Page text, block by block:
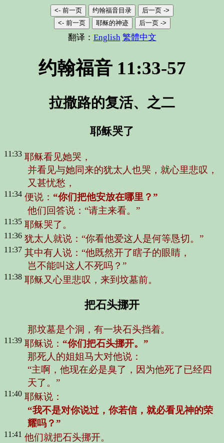
<- 前一页 约翰福音目录
后一页 ->
<- 前一页
耶稣的神迹 后一页 ->
翻译： English 繁體中文
约翰福音 11:33-57
拉撒路的复活、之二
耶稣哭了
11:33 耶稣看见她哭，
并看见与她同来的犹太人也哭，就心里悲叹，
又甚忧愁，
11:34 便说： “你们把他安放在哪里？”
他们回答说： “请主来看。”
11:35 耶稣哭了。
11:36 犹太人就说： “你看他爱这人是何等恳切。”
11:37 其中有人说： “他既然开了瞎子的眼睛，
岂不能叫这人不死吗？”
11:38 耶稣又心里悲叹，来到坟墓前。
把石头挪开
那坟墓是个洞，有一块石头挡着。
11:39 耶稣说： “你们把石头挪开。”
那死人的姐姐马大对他说：
“主啊，他现在必是臭了，因为他死了已经四
天了。”
11:40 耶稣说：
“我不是对你说过，你若信，就必看见神的荣
耀吗？”
11:41 他们就把石头挪开。